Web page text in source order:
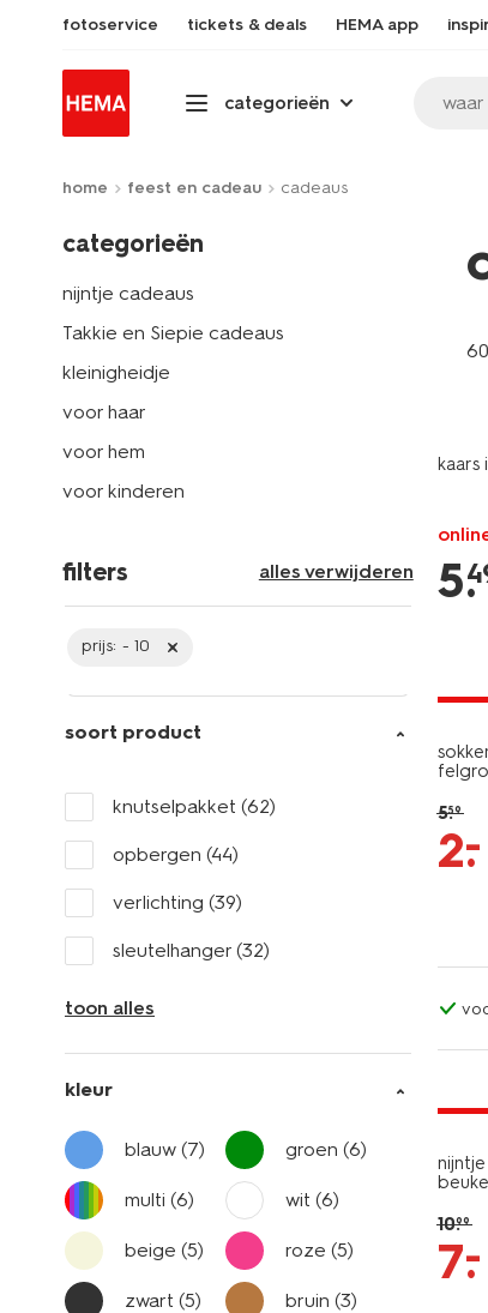
fotoservice tickets & deals HEMA app
categorieën
home feest en cadeau cadeaus
categorieën
nijntje cadeaus
Takkie en Siepie cadeaus
kleinigheidje
voor haar
voor hem
voor kinderen
filters alles verwijderen
prijs: - 10
soort product
knutselpakket (62)
opbergen (44)
verlichting (39)
sleutelhanger (32)
toon alles
kleur
blauw (7) groen(6)
multi (6) wit(6)
beige (5) roze(5)
zwart (5) bruin(3)
kaars
5.
5.59
2.
–
10.99
7.
–